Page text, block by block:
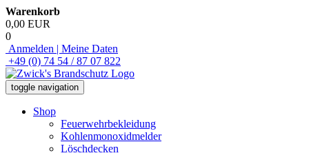
Warenkorb
0,00 EUR
0
Anmelden | Meine Daten
+49 (0) 74 54 / 87 07 822
toggle navigation
Shop
Feuerwehrbekleidung
Kohlenmonoxidmelder
Löschdecken